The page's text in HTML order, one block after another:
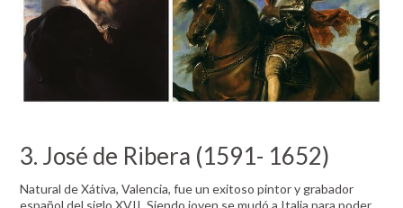
3. José de Ribera (1591- 1652)
Natural de Xátiva, Valencia, fue un exitoso pintor y grabador
español del siglo XVII. Siendo joven se mudó a Italia para poder